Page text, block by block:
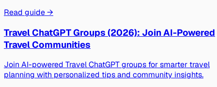
Read guide →
Travel ChatGPT Groups (2026): Join AI-Powered
Travel Communities
Join AI-powered Travel ChatGPT groups for smarter travel
planning with personalized tips and community insights.